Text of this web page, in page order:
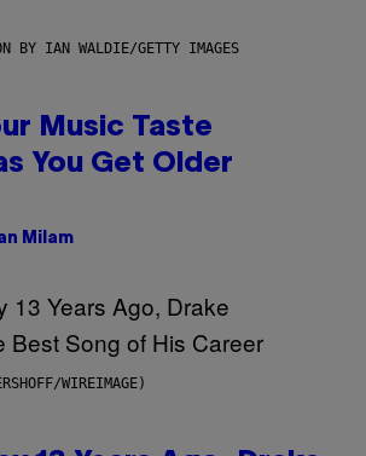
BY IAN WALDIE/GETTY IMAGES
Music Taste
You Get Older
Milam
WIREIMAGE)